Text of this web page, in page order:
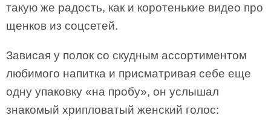
такую же радость, как и коротенькие видео про
щенков из соцсетей.
Зависая у полок со скудным ассортиментом
любимого напитка и присматривая себе еще
одну упаковку «на пробу», он услышал
знакомый хрипловатый женский голос: